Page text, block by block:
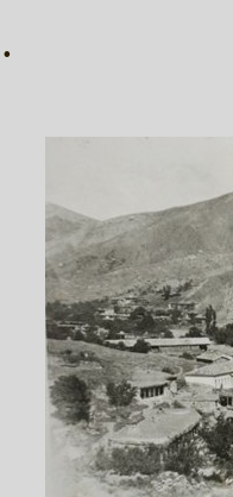
.